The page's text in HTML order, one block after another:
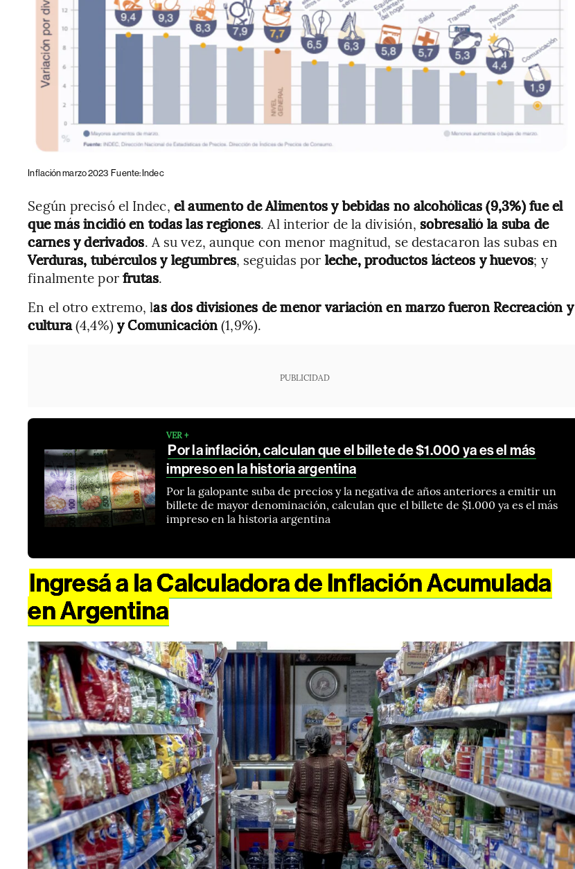
Inflación marzo 2023 Fuente: Indec
Según precisó el Indec, el aumento de Alimentos y bebidas no alcohólicas (9,3%) fue el
que más incidió en todas las regiones. Al interior de la división, sobresalió la suba de
carnes y derivados. A su vez, aunque con menor magnitud, se destacaron las subas en
Verduras, tubérculos y legumbres, seguidas por leche, productos lácteos y huevos; y
finalmente porfrutas.
En el otro extremo, las dos divisiones de menor variación en marzo fueron Recreación y
cultura(4,4%) y Comunicación(1,9%).
PUBLICIDAD
VER +
Por la inflación, calculan que el billete de $1.000 ya es el más
impreso en la historia argentina
Por la galopante suba de precios y la negativa de años anteriores a emitir un
billete de mayor denominación, calculan que el billete de $1.000 ya es el más
impreso en la historia argentina
Ingresá a la Calculadora de Inflación Acumulada
en Argentina